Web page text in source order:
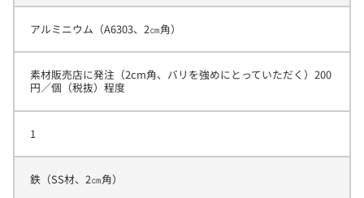
アルミニウム（A6303、2㎝角）
素材販売店に発注（2cm角、バリを強めにとっていただく）200
円／個（税抜）程度
1
鉄（SS材、2㎝角）